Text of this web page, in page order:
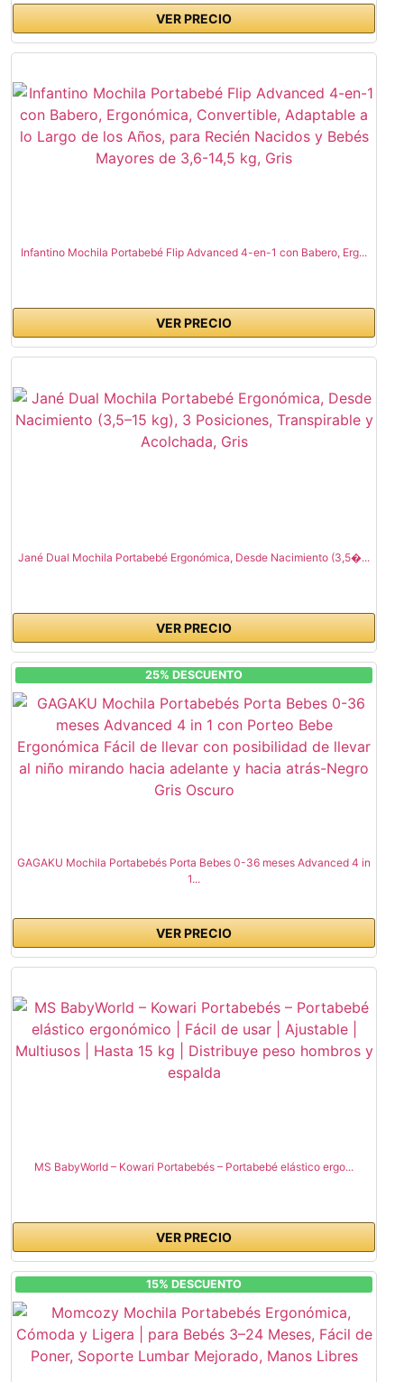
VER PRECIO
Infantino Mochila Portabebé Flip Advanced 4-en-1 con Babero, Erg...
VER PRECIO
Jané Dual Mochila Portabebé Ergonómica, Desde Nacimiento (3,5�...
VER PRECIO
25% DESCUENTO
GAGAKU Mochila Portabebés Porta Bebes 0-36 meses Advanced 4 in
1...
VER PRECIO
MS BabyWorld – Kowari Portabebés – Portabebé elástico ergo...
VER PRECIO
15% DESCUENTO